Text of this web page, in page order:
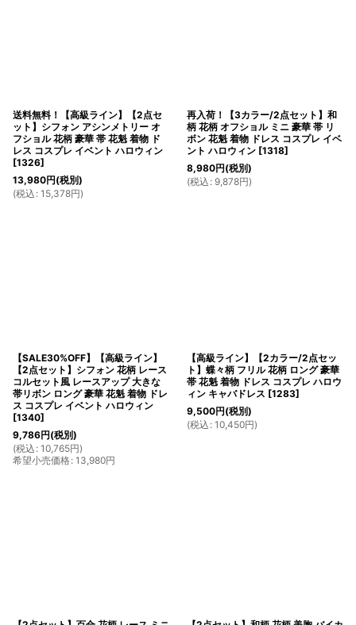
送料無料！【高級ライン】【2点セ
ット】シフォン アシンメトリー オ
フショル 花柄 豪華 帯 花魁 着物 ド
レス コスプレ イベント ハロウィン
[1326]
13,980円(税別)
(税込 : 15,378円)
再入荷！【3カラー/2点セット】和
柄 花柄 オフショル ミニ 豪華 帯 リ
ボン 花魁 着物 ドレス コスプレ イベ
ント ハロウィン [1318]
8,980円(税別)
(税込 : 9,878円)
【SALE30%OFF】【高級ライン】
【2点セット】シフォン 花柄 レース
コルセット風 レースアップ 大きな
帯リボン ロング 豪華 花魁 着物 ドレ
ス コスプレ イベント ハロウィン
[1340]
9,786円(税別)
(税込 : 10,765円)
希望小売価格: 13,980円
【高級ライン】【2カラー/2点セッ
ト】蝶々柄 フリル 花柄 ロング 豪華
帯 花魁 着物 ドレス コスプレ ハロウ
ィン キャバドレス [1283]
9,500円(税別)
(税込 : 10,450円)